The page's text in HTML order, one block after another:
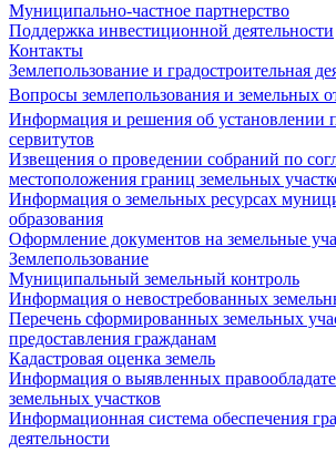
Муниципально-частное партнерство
Поддержка инвестиционной деятельности
Контакты
Землепользование и градостроительная
Вопросы землепользования и земельных
Информация и решения об установлении
сервитутов
Извещения о проведении собраний по
местоположения границ земельных
Информация о земельных ресурсах
образования
Оформление документов на земельные
Землепользование
Муниципальный земельный контроль
Информация о невостребованных
Перечень сформированных земельных
предоставления гражданам
Кадастровая оценка земель
Информация о выявленных
земельных участков
Информационная система обеспечения
деятельности